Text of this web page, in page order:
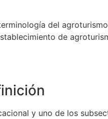
del
de
y uno de los